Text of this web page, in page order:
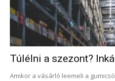
Túlélni a szezont?
Amikor a vásárló leemeli a